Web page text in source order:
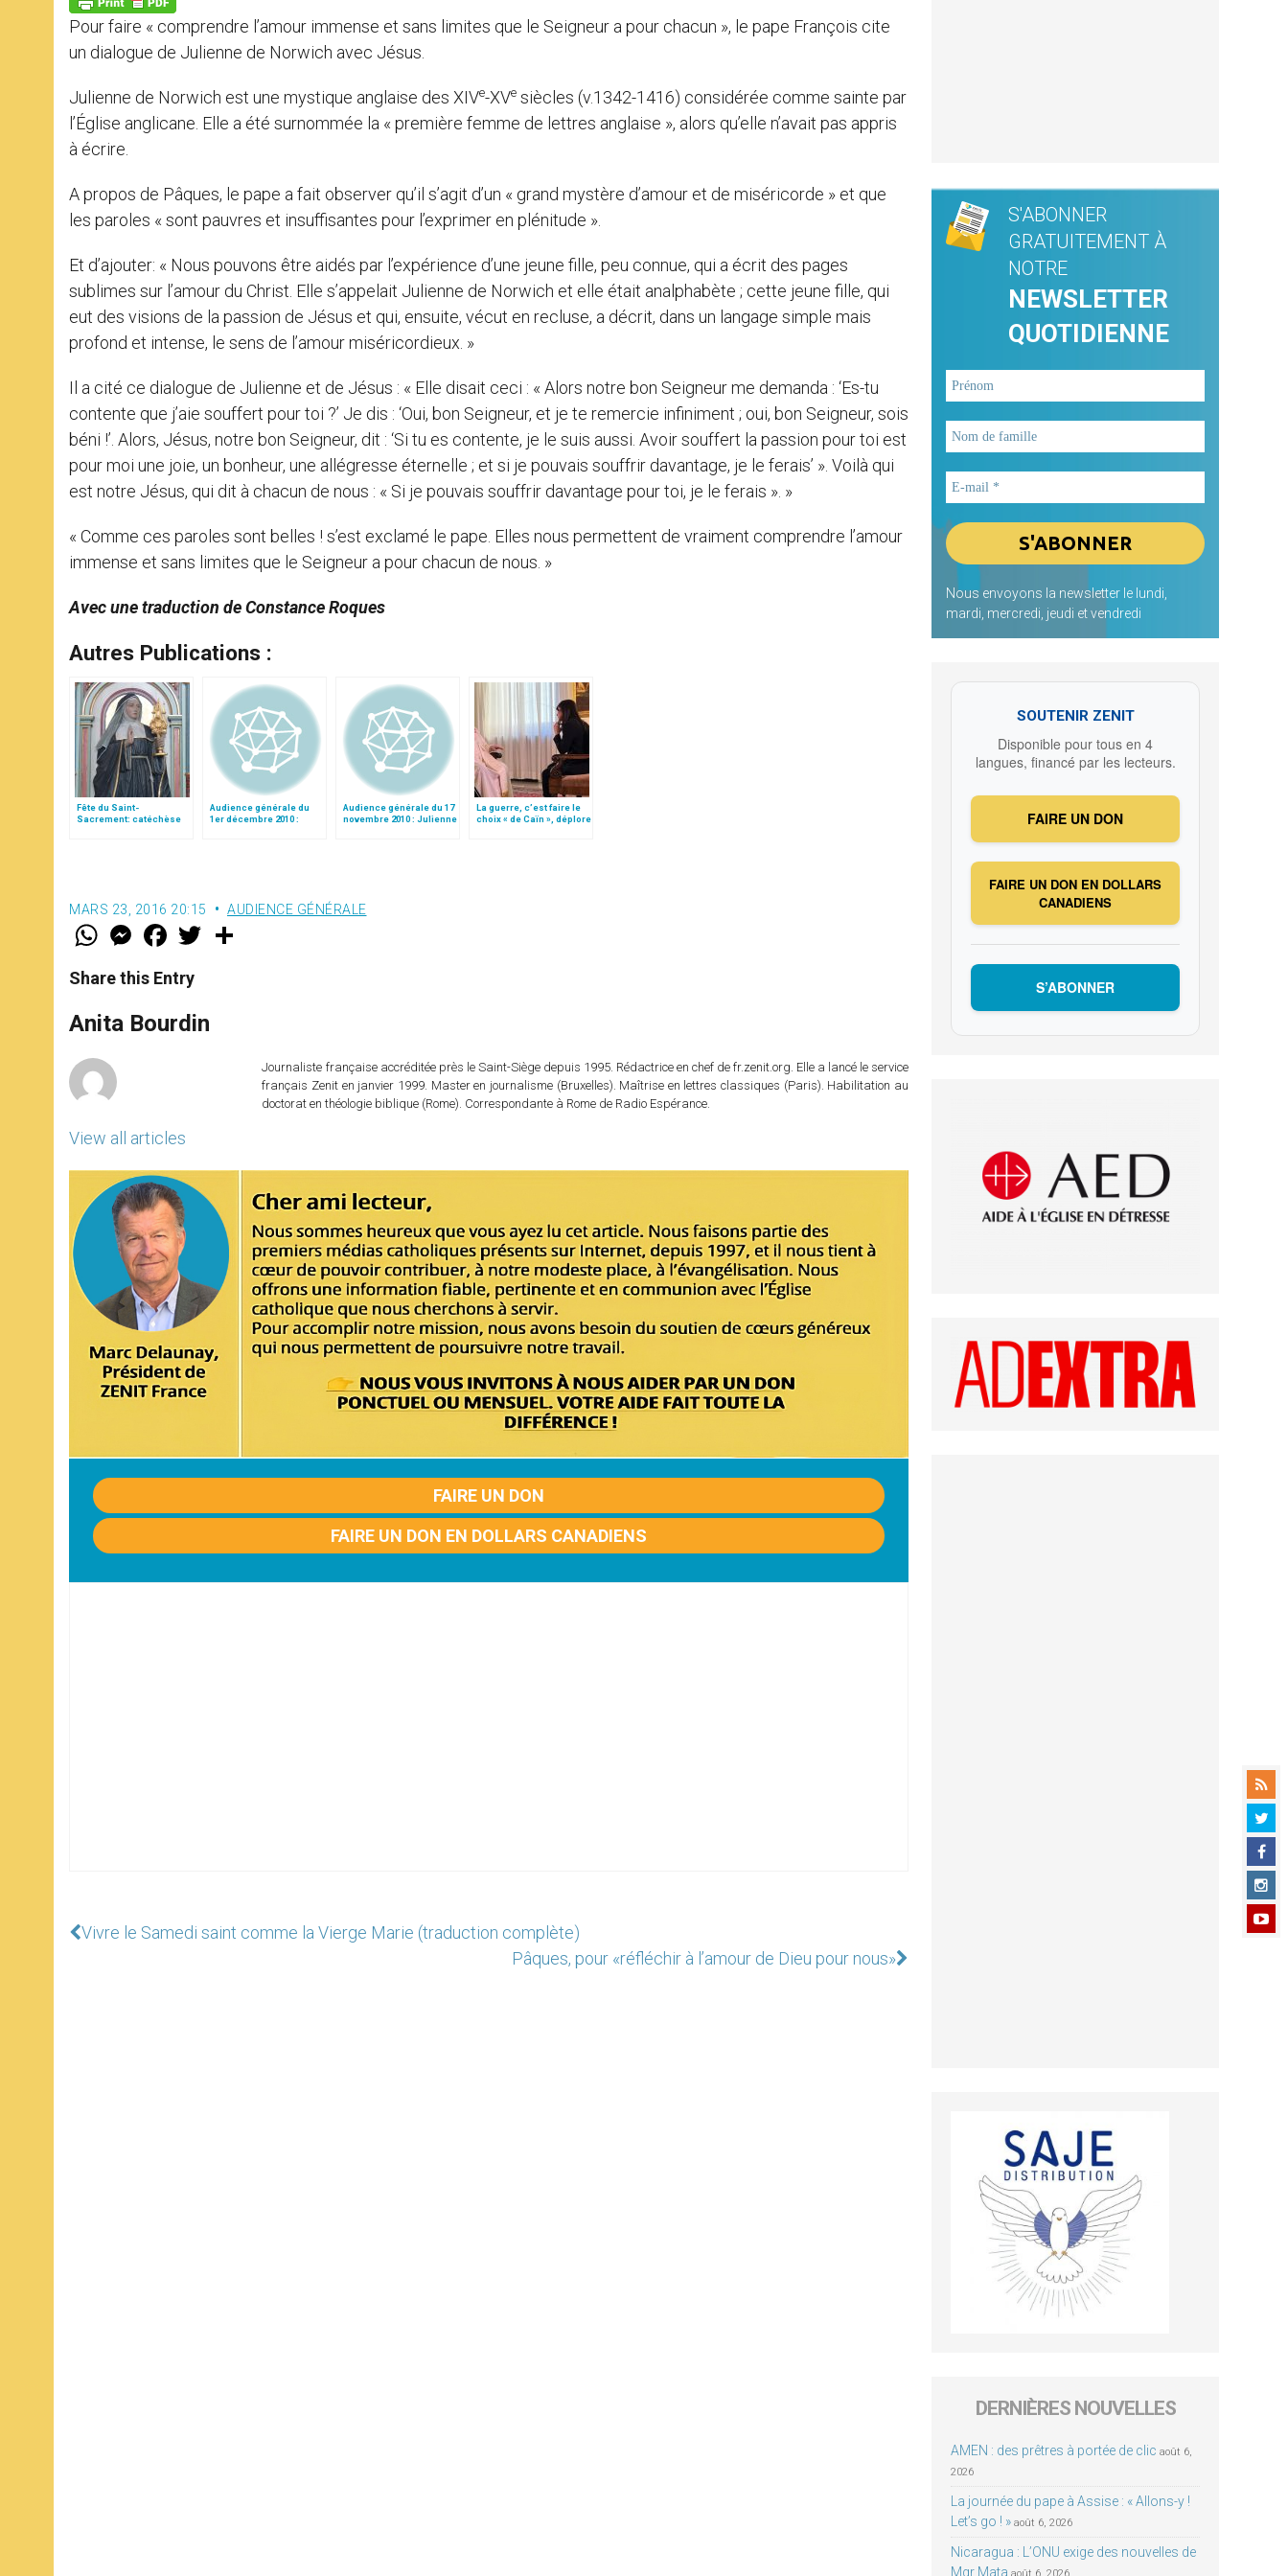
p e
r
k
Pour faire « comprendre l’amour immense et sans limites que le Seigneur a pour chacun », le pape François cite
un dialogue de Julienne de Norwich avec Jésus.
Julienne de Norwich est une mystique anglaise des XIVe-XVe siècles (v.1342-1416) considérée comme sainte par
l’Église anglicane. Elle a été surnommée la « première femme de lettres anglaise », alors qu’elle n’avait pas appris
à écrire.
A propos de Pâques, le pape a fait observer qu’il s’agit d’un « grand mystère d’amour et de miséricorde » et que
les paroles « sont pauvres et insuffisantes pour l’exprimer en plénitude ».
Et d’ajouter: « Nous pouvons être aidés par l’expérience d’une jeune fille, peu connue, qui a écrit des pages
sublimes sur l’amour du Christ. Elle s’appelait Julienne de Norwich et elle était analphabète ; cette jeune fille, qui
eut des visions de la passion de Jésus et qui, ensuite, vécut en recluse, a décrit, dans un langage simple mais
profond et intense, le sens de l’amour miséricordieux. »
Il a cité ce dialogue de Julienne et de Jésus : « Elle disait ceci : « Alors notre bon Seigneur me demanda : ‘Es-tu
contente que j’aie souffert pour toi ?’ Je dis : ‘Oui, bon Seigneur, et je te remercie infiniment ; oui, bon Seigneur, sois
béni !’. Alors, Jésus, notre bon Seigneur, dit : ‘Si tu es contente, je le suis aussi. Avoir souffert la passion pour toi est
pour moi une joie, un bonheur, une allégresse éternelle ; et si je pouvais souffrir davantage, je le ferais’ ». Voilà qui
est notre Jésus, qui dit à chacun de nous : « Si je pouvais souffrir davantage pour toi, je le ferais ». »
« Comme ces paroles sont belles ! s’est exclamé le pape. Elles nous permettent de vraiment comprendre l’amour
immense et sans limites que le Seigneur a pour chacun de nous. »
Avec une traduction de Constance Roques
Autres Publications :
Fête du Saint-
Sacrement: catéchèse
Audience générale du
1er décembre 2010 :
Audience générale du 17
novembre 2010 : Julienne
La guerre, c’est faire le
choix « de Caïn », déplore
MARS 23, 2016 20:15 AUDIENCE GÉNÉRALE
W
t
s
p
p
M
e
s
e
g
e
F
a
e
b
o
k
w
r
Share this Entry
Anita Bourdin
View all articles
Journaliste française accréditée près le Saint-Siège depuis 1995. Rédactrice en chef de fr.zenit.org. Elle a lancé le service
français Zenit en janvier 1999. Master en journalisme (Bruxelles). Maîtrise en lettres classiques (Paris). Habilitation au
doctorat en théologie biblique (Rome). Correspondante à Rome de Radio Espérance.
FAIRE UN DON
FAIRE UN DON EN DOLLARS CANADIENS
Vivre le Samedi saint comme la Vierge Marie (traduction complète)
Pâques, pour «réfléchir à l’amour de Dieu pour nous»
S'ABONNER
GRATUITEMENT À
NOTRE
NEWSLETTER
QUOTIDIENNE
Nous envoyons la newsletter le lundi,
mardi, mercredi, jeudi et vendredi
SOUTENIR ZENIT
Disponible pour tous en 4
langues, financé par les lecteurs.
FAIRE UN DON
FAIRE UN DON EN DOLLARS
CANADIENS
S’ABONNER
DERNIÈRES NOUVELLES
AMEN : des prêtres à portée de clic août 6,
2026
La journée du pape à Assise : « Allons-y !
Let’s go ! » août 6, 2026
Nicaragua : L’ONU exige des nouvelles de
Mgr Mata